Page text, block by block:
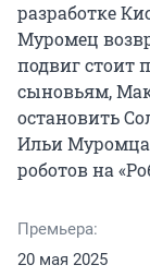
разработке
Муромец
подвиг стоит
сыновьям,
остановить
Ильи Муромца
роботов на
Премьера:
20 мая 2025